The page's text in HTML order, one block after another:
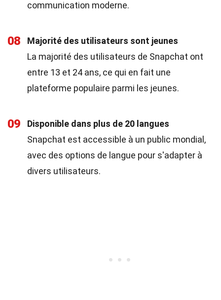
communication moderne.
08
Majorité des utilisateurs sont jeunes
La majorité des utilisateurs de Snapchat ont
entre 13 et 24 ans, ce qui en fait une
plateforme populaire parmi les jeunes.
09
Disponible dans plus de 20 langues
Snapchat est accessible à un public mondial,
avec des options de langue pour s'adapter à
divers utilisateurs.